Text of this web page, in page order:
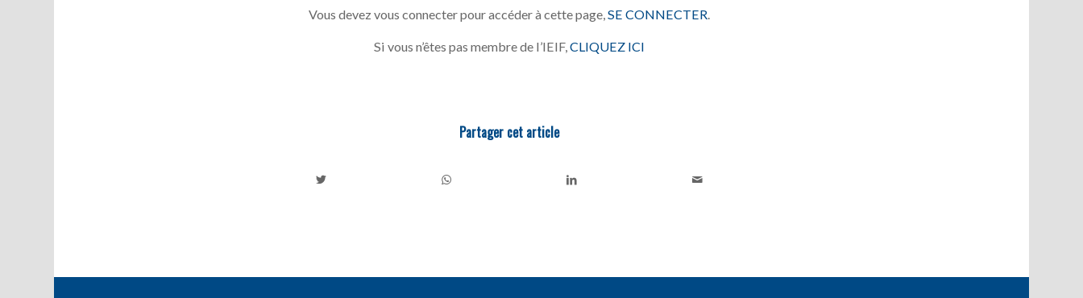
Vous devez vous connecter pour accéder à cette page, SE CONNECTER
Si vous n’êtes pas membre de l’IEIF,CLIQUEZ ICI
Partager cet article